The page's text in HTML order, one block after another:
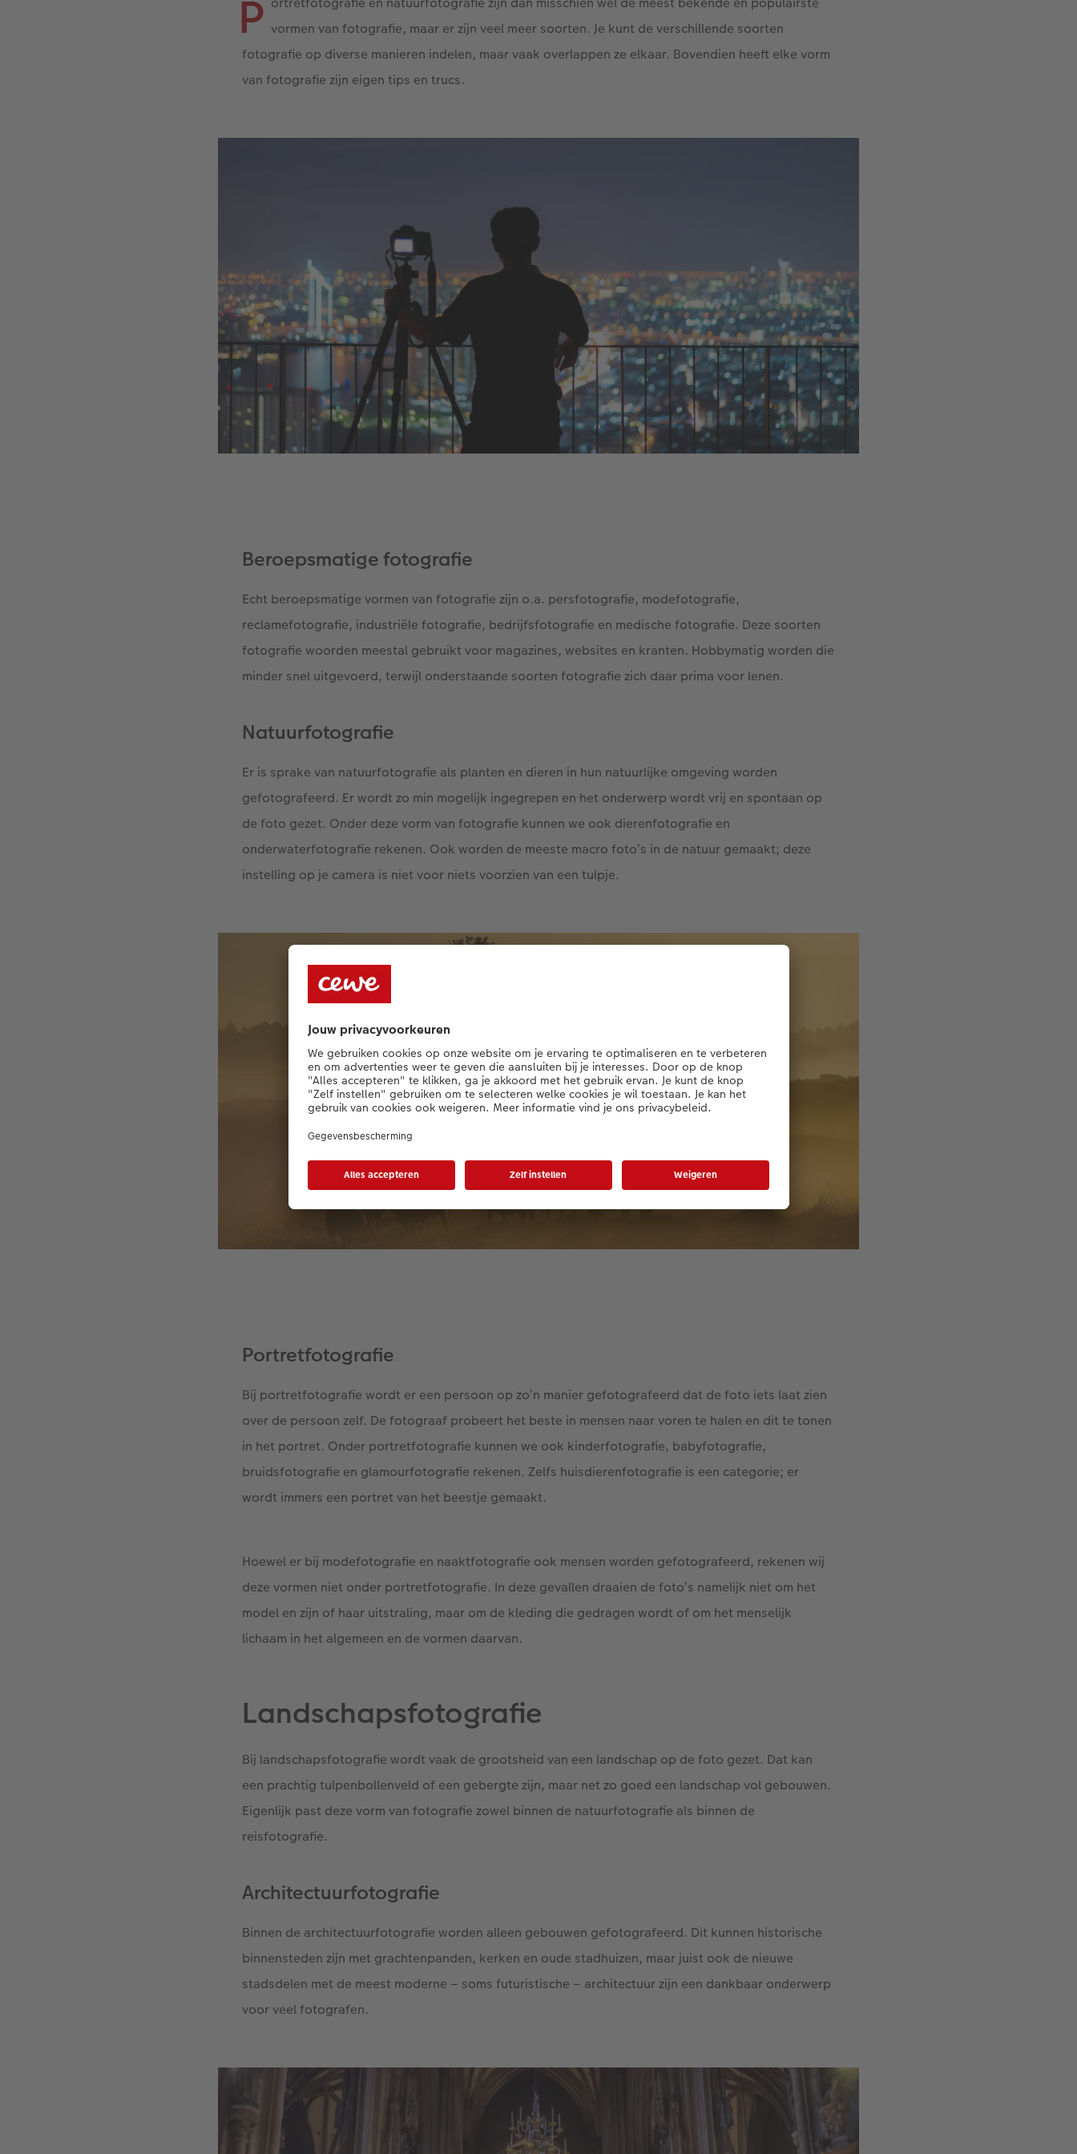
P vormen van fotografie, maar er zijn veel meer soorten. Je kunt de verschillende soorten
fotografie op diverse manieren indelen, maar vaak overlappen ze elkaar. Bovendien heeft elke vorm
van fotografie zijn eigen tips en trucs.
Beroepsmatige fotografie
Echt beroepsmatige vormen van fotografie zijn o.a. persfotografie, modefotografie,
reclamefotografie, industriële fotografie, bedrijfsfotografie en medische fotografie. Deze soorten
fotografie woorden meestal gebruikt voor magazines, websites en kranten. Hobbymatig worden die
minder snel uitgevoerd, terwijl onderstaande soorten fotografie zich daar prima voor lenen.
Natuurfotografie
Er is sprake van natuurfotografie als planten en dieren in hun natuurlijke omgeving worden
gefotografeerd. Er wordt zo min mogelijk ingegrepen en het onderwerp wordt vrij en spontaan op
de foto gezet. Onder deze vorm van fotografie kunnen we ook dierenfotografie en
onderwaterfotografie rekenen. Ook worden de meeste macro foto’s in de natuur gemaakt; deze
instelling op je camera is niet voor niets voorzien van een tulpje.
Portretfotografie
Bij portretfotografie wordt er een persoon op zo’n manier gefotografeerd dat de foto iets laat zien
over de persoon zelf. De fotograaf probeert het beste in mensen naar voren te halen en dit te tonen
in het portret. Onder portretfotografie kunnen we ook kinderfotografie, babyfotografie,
bruidsfotografie en glamourfotografie rekenen. Zelfs huisdierenfotografie is een categorie; er
wordt immers een portret van het beestje gemaakt.
Hoewel er bij modefotografie en naaktfotografie ook mensen worden gefotografeerd, rekenen wij
deze vormen niet onder portretfotografie. In deze gevallen draaien de foto’s namelijk niet om het
model en zijn of haar uitstraling, maar om de kleding die gedragen wordt of om het menselijk
lichaam in het algemeen en de vormen daarvan.
Landschapsfotografie
Bij landschapsfotografie wordt vaak de grootsheid van een landschap op de foto gezet. Dat kan
een prachtig tulpenbollenveld of een gebergte zijn, maar net zo goed een landschap vol gebouwen.
Eigenlijk past deze vorm van fotografie zowel binnen de natuurfotografie als binnen de
reisfotografie.
Architectuurfotografie
Binnen de architectuurfotografie worden alleen gebouwen gefotografeerd. Dit kunnen historische
binnensteden zijn met grachtenpanden, kerken en oude stadhuizen, maar juist ook de nieuwe
stadsdelen met de meest moderne – soms futuristische – architectuur zijn een dankbaar onderwerp
voor veel fotografen.